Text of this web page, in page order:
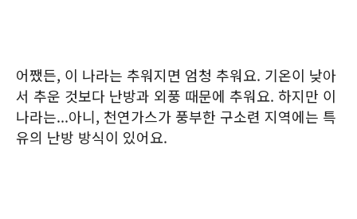
어쨌든, 이 나라는 추워지면 엄청 추워요. 기온이 낮아
서 추운 것보다 난방과 외풍 때문에 추워요. 하지만 이
나라는...아니, 천연가스가 풍부한 구소련 지역에는 특
유의 난방 방식이 있어요.